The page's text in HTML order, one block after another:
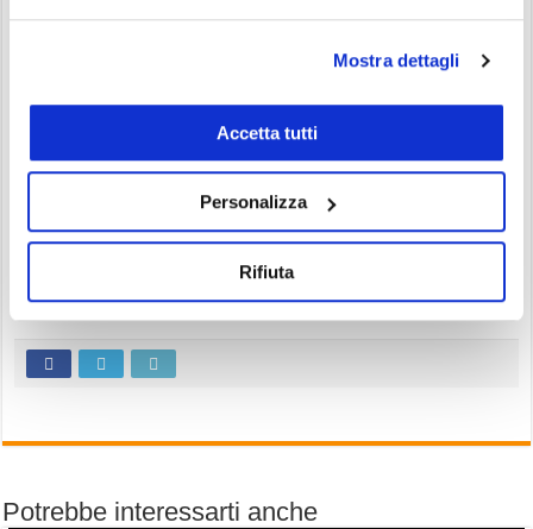
Mostra dettagli
Accetta tutti
Personalizza
Rifiuta
Conclusioni
L’utilizzo combinato con RSI e Bollinger Band,
permette di creare un sistema di trading con una
doppia conferma della bontà dell’operazione sulla
crypto. Il difetto è che talvolta fa perdere qualche
ingresso proprio per questo passaggio.
L’abbinamento alle Candele Giapponesi invece
offre una rafforzamento dei segnali di inversione
di un trend con alte probabilità di gain.
Potrebbe interessarti anche